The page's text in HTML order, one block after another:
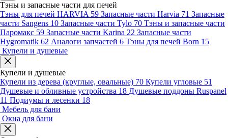
Тэны и запасные части для печей
Тэны для печей HARVIA 59 Запасные части Harvia 71 Запасные
части Sangens 10 Запасные части Tylo 70 Тэны и запасные части
Паромакс 59 Запасные части Karina 22 Запасные части
Hygromatik 62 Аналоги запчастей 6 Тэны для печей Born 15
Купели и душевые
Купели и душевые
Купели из дерева (круглые, овальные) 70 Купели угловые 51
Душевые и обливные устройства 18 Душевые поддоны Ruspanel
11 Подиумы и лесенки 18
Мебель для бани
Окна для бани